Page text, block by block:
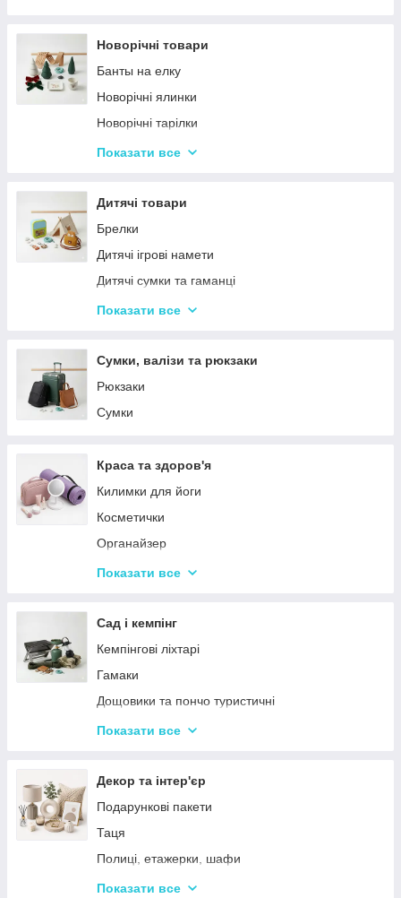
Новорічні товари
Банты на елку
Новорічні ялинки
Новорічні тарілки
Новорічні фігурки та статуетки
Столовий посуд
Хвойні гірлянди
Показати все
Дитячі товари
Брелки
Дитячі ігрові намети
Дитячі сумки та гаманці
Дитячі фотокамери
Показати все
Сумки, валізи та рюкзаки
Рюкзаки
Сумки
Краса та здоров'я
Килимки для йоги
Косметички
Органайзер
Косметичні дзеркала
Стайлери
Плойки
Машинки для стриження
Воскоплави
Лампи для манікюр
Електробритви
Фени
Гофре та випрямлячі для волосся
Ручні масажери для тіла
Показати все
Сад і кемпінг
Кемпінгові ліхтарі
Гамаки
Дощовики та пончо туристичні
Садове освітлення
Термосумки
Туристичні інструменти та набори
Туристичні нагрівачі
Туристичні плити
Аксесуари
Показати все
Декор та інтер'єр
Подарункові пакети
Таця
Полиці, етажерки, шафи
Серветки сервірувальні
Показати все